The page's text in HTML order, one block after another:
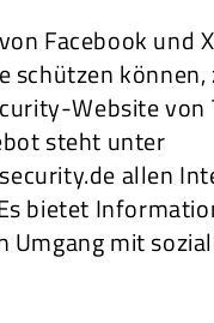
Facebook und
schützen können,
Website von
steht unter
allen
bietet
Umgang mit